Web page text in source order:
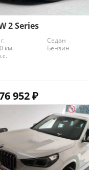
2 Series
Седан
км.
Бензин
952₽